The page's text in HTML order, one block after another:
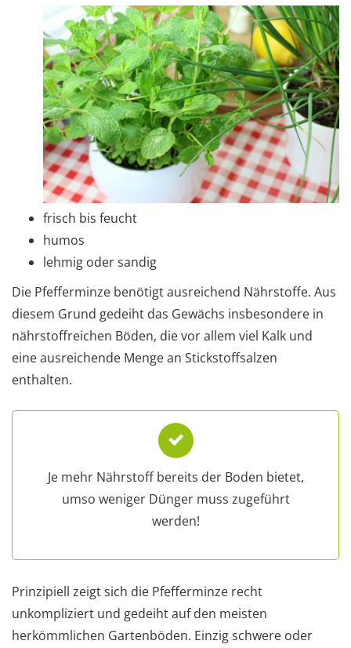
frisch bis feucht
humos
lehmig oder sandig
Die Pfefferminze benötigt ausreichend Nährstoffe. Aus
diesem Grund gedeiht das Gewächs insbesondere in
nährstoffreichen Böden, die vor allem viel Kalk und
eine ausreichende Menge an Stickstoffsalzen
enthalten.
Je mehr Nährstoff bereits der Boden bietet,
umso weniger Dünger muss zugeführt
werden!
Prinzipiell zeigt sich die Pfefferminze recht
unkompliziert und gedeiht auf den meisten
herkömmlichen Gartenböden. Einzig schwere oder